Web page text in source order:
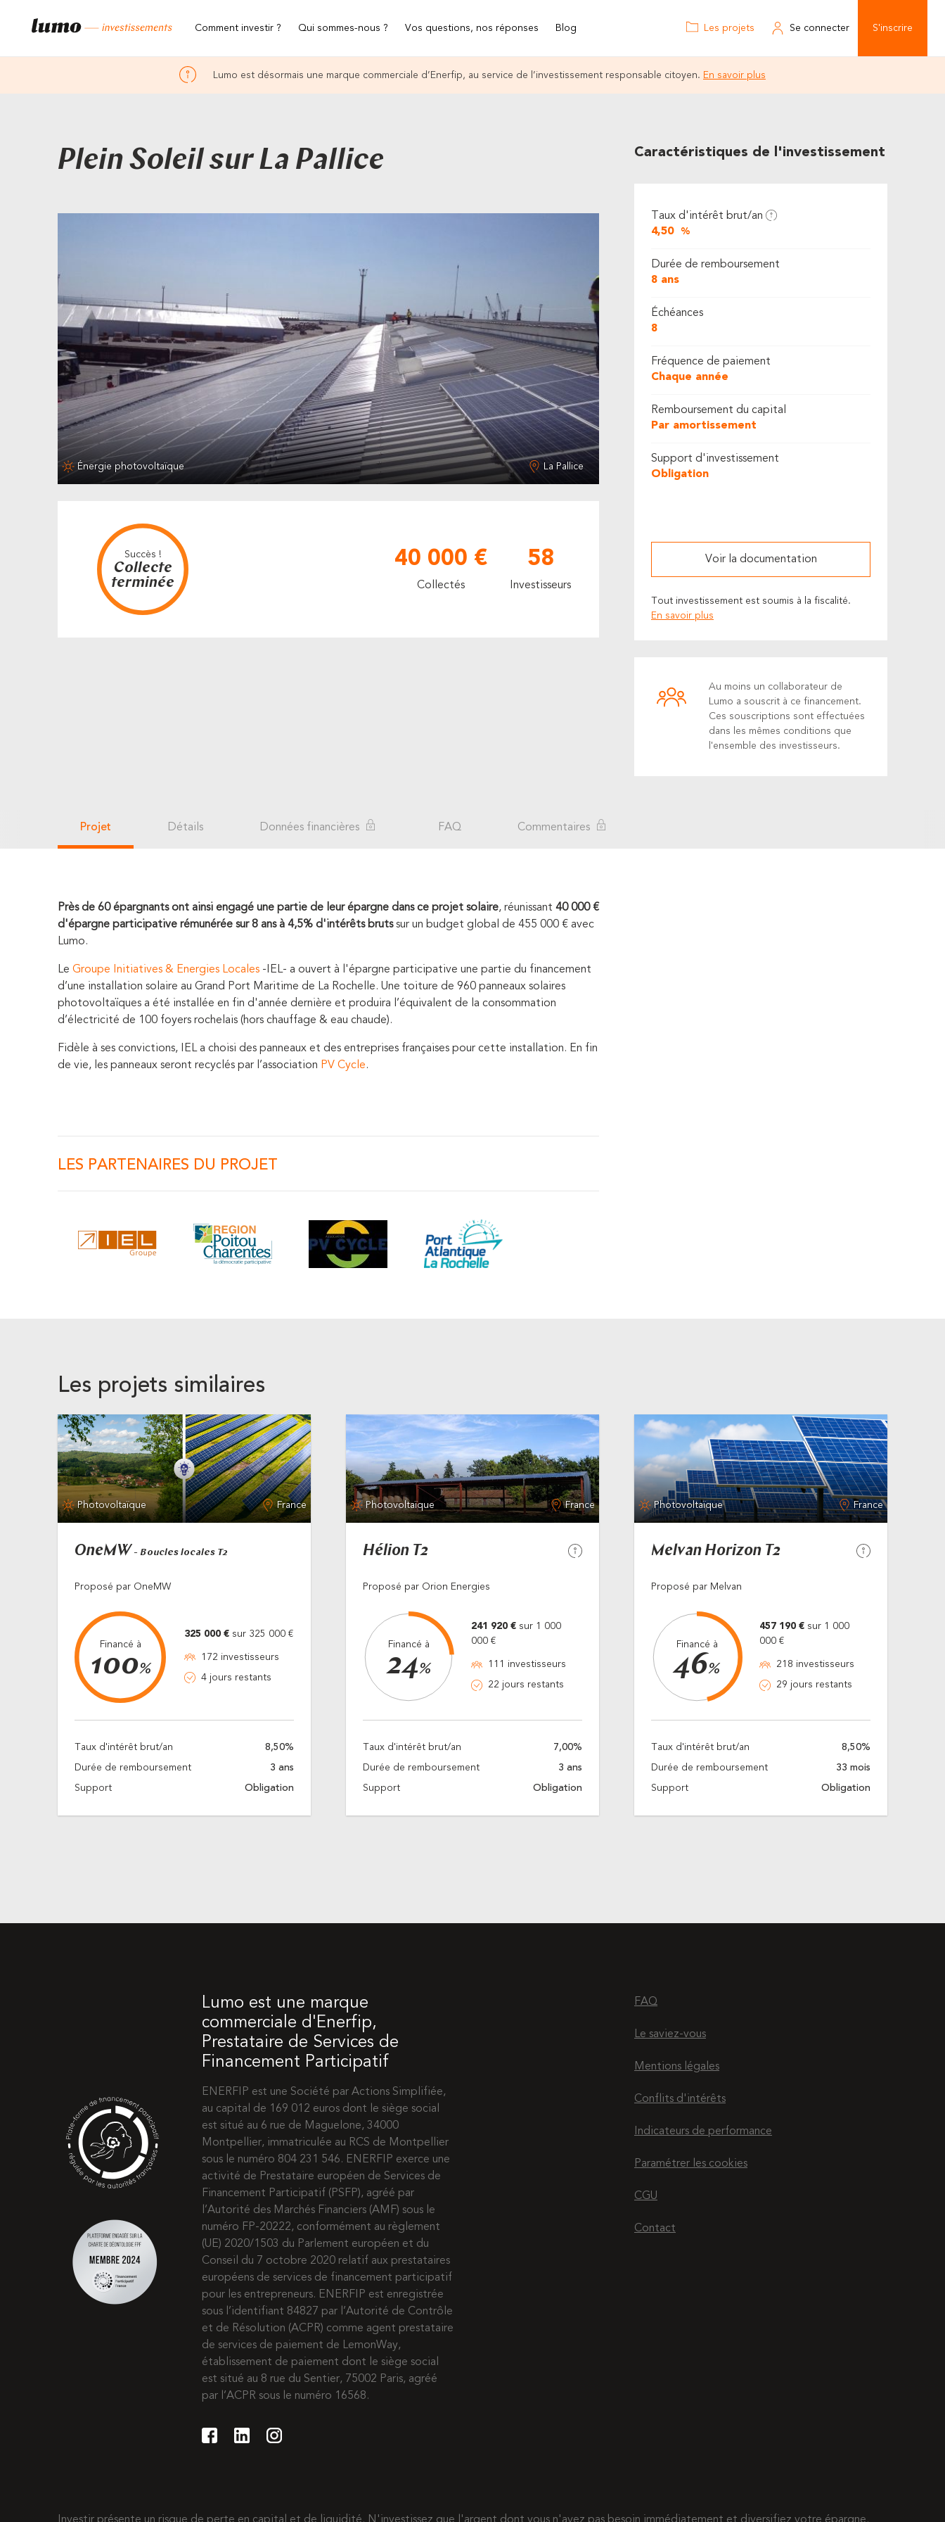
S'inscrire
Les projets Se connecter
Comment investir ? Qui sommes-nous ? Vos questions, nos réponses Blog
Lumo est désormais une marque commerciale d’Enerfip, au service de l’investissement responsable citoyen. En savoir plus
Plein Soleil sur La Pallice
Énergie photovoltaïque La Pallice
Succès !
Collecte
terminée
40 000 €
Collectés
58
Investisseurs
Caractéristiques de l'investissement
Taux d'intérêt brut/an
4,50 %
Durée de remboursement
8 ans
Échéances
8
Fréquence de paiement
Chaque année
Remboursement du capital
Par amortissement
Support d'investissement
Obligation
Voir la documentation
Tout investissement est soumis à la fiscalité.
En savoir plus
Au moins un collaborateur de
Lumo a souscrit à ce financement.
Ces souscriptions sont effectuées
dans les mêmes conditions que
l'ensemble des investisseurs.
Projet Détails Données financières FAQ Commentaires
Près de 60 épargnants ont ainsi engagé une partie de leur épargne dans ce projet solaire, réunissant 40 000 €
d'épargne participative rémunérée sur 8 ans à 4,5% d'intérêts brutssur un budget global de 455 000 € avec
Lumo.
Le Groupe Initiatives & Energies Locales -IEL- a ouvert à l'épargne participative une partie du financement
d’une installation solaire au Grand Port Maritime de La Rochelle. Une toiture de 960 panneaux solaires
photovoltaïques a été installée en fin d'année dernière et produira l’équivalent de la consommation
d’électricité de 100 foyers rochelais (hors chauffage & eau chaude).
Fidèle à ses convictions, IEL a choisi des panneaux et des entreprises françaises pour cette installation. En fin
de vie, les panneaux seront recyclés par l’association PV Cycle.
LES PARTENAIRES DU PROJET
Les projets similaires
Photovoltaïque France
OneMW - Boucles locales T2
Proposé par OneMW
Financé à
100%
325 000 € sur 325 000 €
172 investisseurs
4 jours restants
Taux d'intérêt brut/an 8,50%
Durée de remboursement 3 ans
Support Obligation
Photovoltaïque France
Hélion T2
Proposé par Orion Energies
Financé à
24%
241 920 € sur 1 000
000 €
111 investisseurs
22 jours restants
Taux d'intérêt brut/an 7,00%
Durée de remboursement 3 ans
Support Obligation
Photovoltaïque France
Melvan Horizon T2
Proposé par Melvan
Financé à
46%
457 190 € sur 1 000
000 €
218 investisseurs
29 jours restants
Taux d'intérêt brut/an 8,50%
Durée de remboursement 33 mois
Support Obligation
Lumo est une marque
commerciale d'Enerfip,
Prestataire de Services de
Financement Participatif
ENERFIP est une Société par Actions Simplifiée,
au capital de 169 012 euros dont le siège social
est situé au 6 rue de Maguelone, 34000
Montpellier, immatriculée au RCS de Montpellier
sous le numéro 804 231 546. ENERFIP exerce une
activité de Prestataire européen de Services de
Financement Participatif (PSFP), agréé par
l’Autorité des Marchés Financiers (AMF) sous le
numéro FP-20222, conformément au règlement
(UE) 2020/1503 du Parlement européen et du
Conseil du 7 octobre 2020 relatif aux prestataires
européens de services de financement participatif
pour les entrepreneurs. ENERFIP est enregistrée
sous l’identifiant 84827 par l’Autorité de Contrôle
et de Résolution (ACPR) comme agent prestataire
de services de paiement de LemonWay,
établissement de paiement dont le siège social
est situé au 8 rue du Sentier, 75002 Paris, agréé
par l’ACPR sous le numéro 16568.
FAQ
Le saviez-vous
Mentions légales
Conflits d'intérêts
Indicateurs de performance
Paramétrer les cookies
CGU
Contact